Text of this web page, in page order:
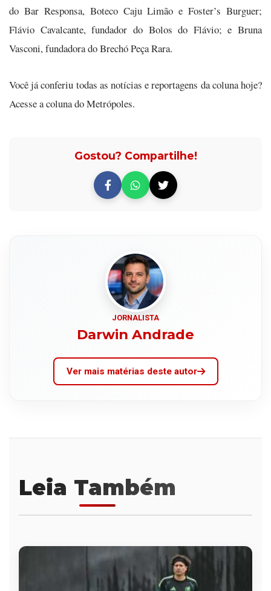
do Bar Responsa, Boteco Caju Limão e Foster’s Burguer;
Flávio Cavalcante, fundador do Bolos do Flávio; e Bruna
Vasconi, fundadora do Brechó Peça Rara.
Você já conferiu todas as notícias e reportagens da coluna hoje?
Acesse a coluna do Metrópoles.
Gostou? Compartilhe!
JORNALISTA
Darwin Andrade
Ver mais matérias deste autor
Leia Também